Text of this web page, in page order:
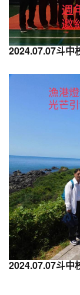
2024.07.07斗中
2024.07.07斗中